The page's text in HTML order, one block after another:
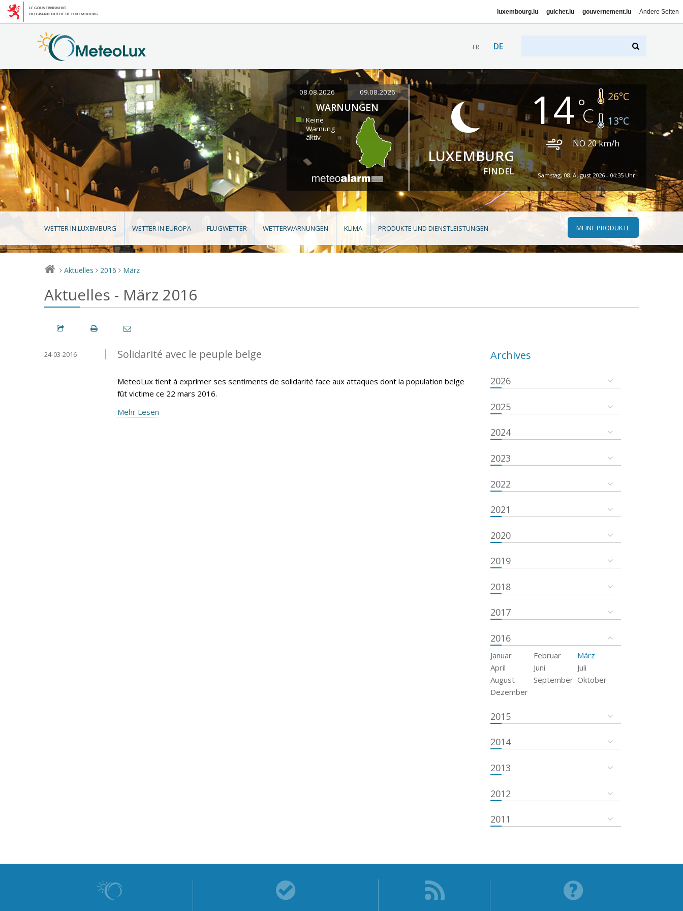
luxembourg.lu guichet.lu gouvernement.lu Andere Seiten
FR DE
08.08.2026 09.08.2026
WARNUNGEN
Keine
Warnung
aktiv
LUXEMBURG
FINDEL
14 26°C
13°C
NO 20km/h
Samstag, 08. August 2026 - 04:35 Uhr
WETTER IN LUXEMBURG WETTER IN EUROPA FLUGWETTER WETTERWARNUNGEN KLIMA PRODUKTE UND DIENSTLEISTUNGEN MEINE PRODUKTE
> Aktuelles > 2016 > März
Aktuelles - März 2016
Solidarité avec le peuple belge
24-03-2016
MeteoLux tient à exprimer ses sentiments de solidarité face aux attaques dont la population belge
fût victime ce 22 mars 2016.
Mehr Lesen
Archives
2026
2025
2024
2023
2022
2021
2020
2019
2018
2017
2016
Januar Februar
März
April
Juni
Juli
August
September Oktober
Dezember
2015
2014
2013
2012
2011